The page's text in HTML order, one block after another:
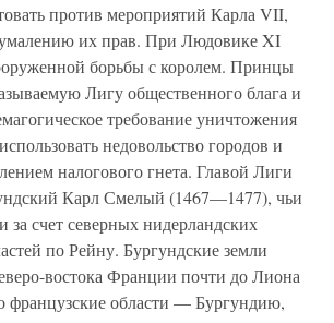
против мероприятий Карла VII,
их прав. При Людовике XI
борьбы с королем. Принцы
Лигу общественного блага и
требование уничтожения
недовольство городов и
налогового гнета. Главой Лиги
Карл Смелый (1467—1477), чьи
за счет северных нидерландских
по Рейну. Бургундские земли
востока Франции почти до Лиона
французские области — Бургундию,